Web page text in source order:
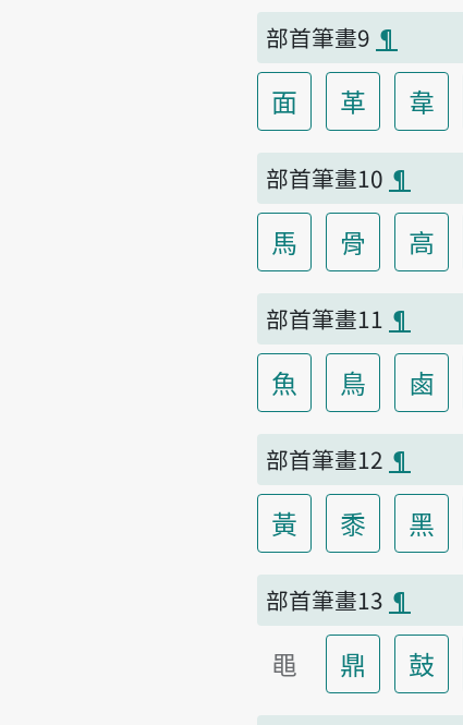
部首筆畫9 ¶
面 革 韋
部首筆畫10 ¶
馬 骨 高
部首筆畫11 ¶
魚 鳥 鹵
部首筆畫12 ¶
黃 黍 黑
部首筆畫13 ¶
黽 鼎 鼓